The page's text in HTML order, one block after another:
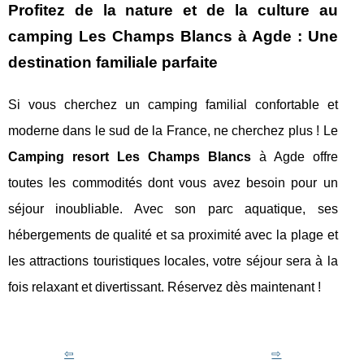
Profitez de la nature et de la culture au
camping Les Champs Blancs à Agde : Une
destination familiale parfaite
Si vous cherchez un camping familial confortable et
moderne dans le sud de la France, ne cherchez plus ! Le
Camping resort Les Champs Blancsà Agde offre
toutes les commodités dont vous avez besoin pour un
séjour inoubliable. Avec son parc aquatique, ses
hébergements de qualité et sa proximité avec la plage et
les attractions touristiques locales, votre séjour sera à la
fois relaxant et divertissant. Réservez dès maintenant !